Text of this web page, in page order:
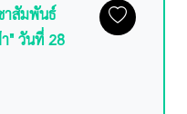
าสัมพันธ์
" วันที่ 28